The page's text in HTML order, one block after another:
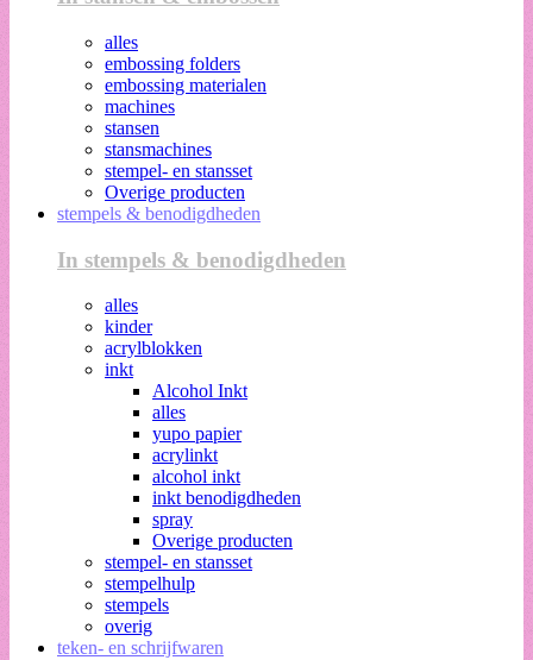
alles
embossing folders
embossing materialen
machines
stansen
stansmachines
stempel- en stansset
Overige producten
stempels & benodigdheden
In stempels & benodigdheden
alles
kinder
acrylblokken
inkt
Alcohol Inkt
alles
yupo papier
acrylinkt
alcohol inkt
inkt benodigdheden
spray
Overige producten
stempel- en stansset
stempelhulp
stempels
overig
teken- en schrijfwaren